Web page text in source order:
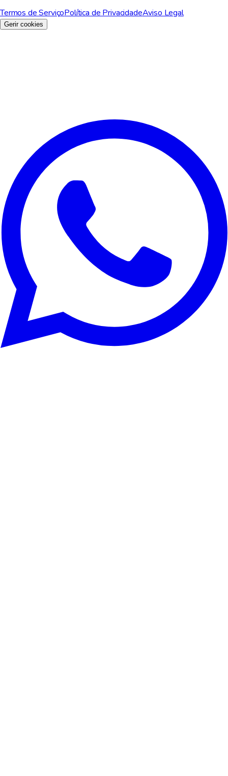
Termos de ServiçoPolítica de PrivacidadeAviso Legal
Gerir cookies
Utilizamos cookies para melhorar a sua experiência, analisar o
tráfego do site e para fins de marketing. Pode escolher quais
cookies aceitar.
Rejeitar tudo Personalizar